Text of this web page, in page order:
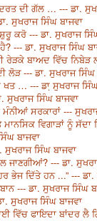
ਦੀ ਗੱਲ … --- ਡਾ.
ਸੁਖਰਾਜ ਸਿੰਘ ਬਾਜਵਾ
ਕਰੋ --- ਡਾ. ਸੁਖਰਾਜ
--- ਡਾ. ਸੁਖਰਾਜ ਸਿੰਘ
ਬਾਅਦ ਵਿੱਚ ਨਿਬੇੜ
ਲੋੜ --- ਡਾ. ਸੁਖਰਾਜ ਸਿੰਘ
… --- ਡਾ਼ ਸੁਖਰਾਜ
ਸਿੰਘ ਬਾਜਵਾ
ਸਰਕਾਰਾਂ ---
ਵਿਗਾੜਾਂ ਨੂੰ ਸੱਦਾ
ਬਾਜਵਾ
ਸਿੰਘ ਬਾਜਵਾ
--- ਡਾ.
ਦਿੱਤੇ ਹਨ ...” --- ਡਾ.
--- ਡਾ. ਸੁਖਰਾਜ ਸਿੰਘ
ਸੁਖਰਾਜ ਸਿੰਘ ਬਾਜਵਾ
ਫਾਇਦਾ ਬਾਂਦਰ ਲੈ